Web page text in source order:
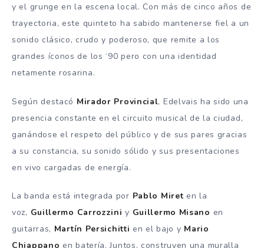
y el grunge en la escena local. Con más de cinco años de
trayectoria, este quinteto ha sabido mantenerse fiel a un
sonido clásico, crudo y poderoso, que remite a los
grandes íconos de los ‘90 pero con una identidad
netamente rosarina.
Según destacó Mirador Provincial, Edelvais ha sido una
presencia constante en el circuito musical de la ciudad,
ganándose el respeto del público y de sus pares gracias
a su constancia, su sonido sólido y sus presentaciones
en vivo cargadas de energía.
La banda está integrada por Pablo Miret en la
voz, Guillermo Carrozzini y Guillermo Misano en
guitarras, Martín Persichitti en el bajo y Mario
Chiappano en batería. Juntos, construyen una muralla